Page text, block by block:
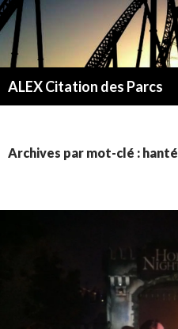
ALEX Citation des Parcs
Archives par mot-clé : hanté